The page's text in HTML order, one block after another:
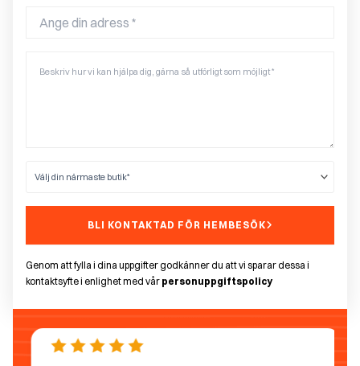
BLI KONTAKTAD FÖR HEMBESÖK
Genom att fylla i dina uppgifter godkänner du att vi sparar dessa i
kontaktsyfte i enlighet med vår personuppgiftspolicy